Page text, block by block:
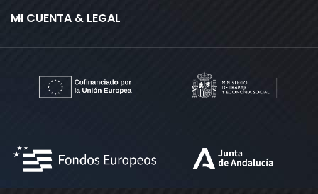
MI CUENTA & LEGAL